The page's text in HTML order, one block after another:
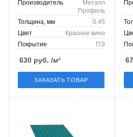
Производитель
Металл
Профиль
Толщина, мм
0.45
Цвет
Красное вино
Покрытие
ПЭ
630 руб. /м²
ЗАКАЗАТЬ ТОВАР